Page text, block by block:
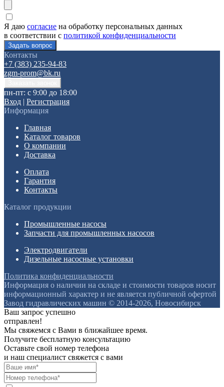
Я даю согласие на обработку персональных данных
в соответствии с политикой конфиденциальности
Контакты
+7 (383) 235-94-83
zgm-prom@bk.ru
пн-пт: с 9:00 до 18:00
Вход | Регистрация
Информация
Главная
Каталог товаров
О компании
Доставка
Оплата
Гарантия
Контакты
Каталог продукции
Промышленные насосы
Запчасти для промышленных насосов
Электродвигатели
Дизельные насосные установки
Политика конфиденциальности
Информация о наличии на складе и стоимости товаров носит
информационный характер и не является публичной офертой
Завод гидравлических машин © 2014-2026, Новосибирск
Ваш запрос успешно
отправлен!
Мы свяжемся с Вами в ближайшее время.
Получите бесплатную консультацию
Оставьте свой номер телефона
и наш специалист свяжется с вами